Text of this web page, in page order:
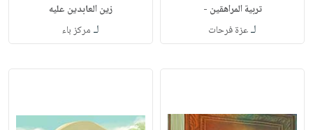
تربية المراهقين -
لـعزة فرحات
زين العابدين عليه
لـ مركز باء